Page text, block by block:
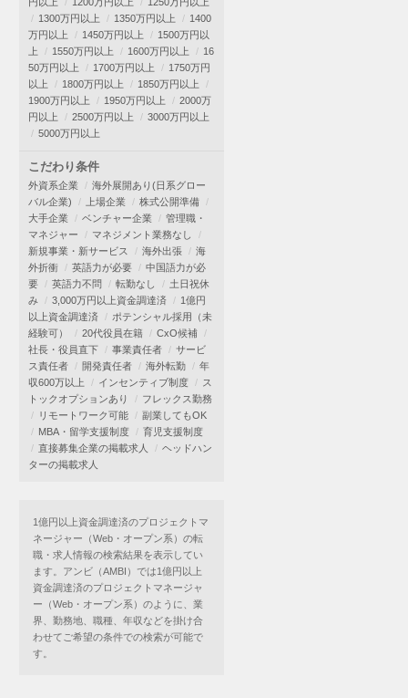
1300万円以上
1350万円以上
1400
万円以上
1450万円以上
1500万円以
上
1550万円以上 1600万円以上
16
50万円以上
1700万円以上
1750万円
以上
1800万円以上
1850万円以上
1900万円以上
1950万円以上
2000万
円以上
2500万円以上
3000万円以上
5000万円以上
こだわり条件
外資系企業
海外展開あり(日系グロー
バル企業)
上場企業
株式公開準備
大手企業
ベンチャー企業
管理職・
マネジャー
マネジメント業務なし
新規事業・新サービス
海外出張
海
外折衝
英語力が必要
中国語力が必
要
英語力不問 転勤なし
土日祝休
み
3,000万円以上資金調達済
1億円
以上資金調達済
ポテンシャル採用（未
経験可）
20代役員在籍
CxO候補
社長・役員直下
事業責任者
サービ
ス責任者
開発責任者 海外転勤
年
収600万以上
インセンティブ制度
ス
トックオプションあり
フレックス勤務
リモートワーク可能
副業してもOK
MBA・留学支援制度
育児支援制度
直接募集企業の掲載求人
ヘッドハン
ターの掲載求人
1億円以上資金調達済のプロジェクトマ
ネージャー（Web・オープン系）の転
職・求人情報の検索結果を表示してい
ます。アンビ（AMBI）では1億円以上
資金調達済のプロジェクトマネージャ
ー（Web・オープン系）のように、業
界、勤務地、職種、年収などを掛け合
わせてご希望の条件での検索が可能で
す。